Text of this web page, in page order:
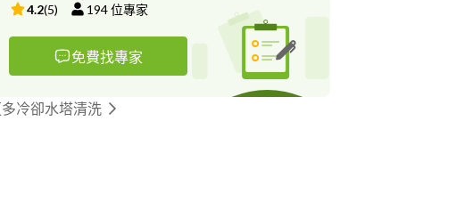
4.2(5) 194位專家
免費找專家
冷卻水塔清洗